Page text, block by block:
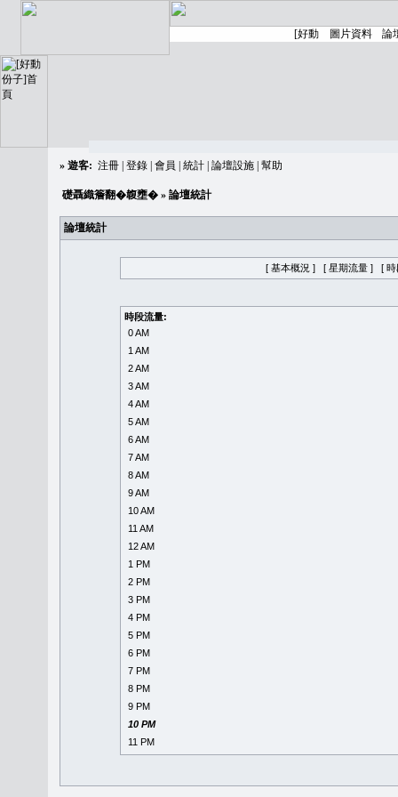
» 遊客: 注冊 登錄 會員 統計 論壇設施 幫助
礎聶織簷翻�䪖壅� » 論壇統計
論壇統計
[ 基本概況 ] [ 星期流量 ] [ 時
時段流量:
0 AM
1 AM
2 AM
3 AM
4 AM
5 AM
6 AM
7 AM
8 AM
9 AM
10 AM
11 AM
12 AM
1 PM
2 PM
3 PM
4 PM
5 PM
6 PM
7 PM
8 PM
9 PM
10 PM
11 PM